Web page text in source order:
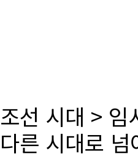
조선 시대 > 임
다른 시대로